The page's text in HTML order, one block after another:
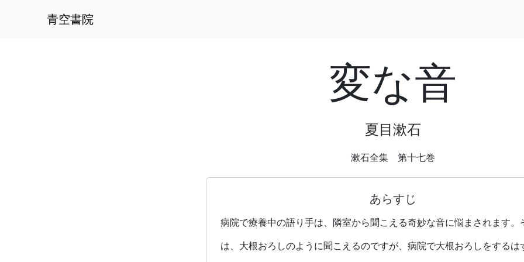
青空書院
変な音
夏目漱石
漱石全集 第十七巻
あらすじ
病院で療養中の語り手は、隣室から聞こえる奇妙な音に悩まされます。
は、大根おろしのように聞こえるのですが、病院で大根おろしをするは